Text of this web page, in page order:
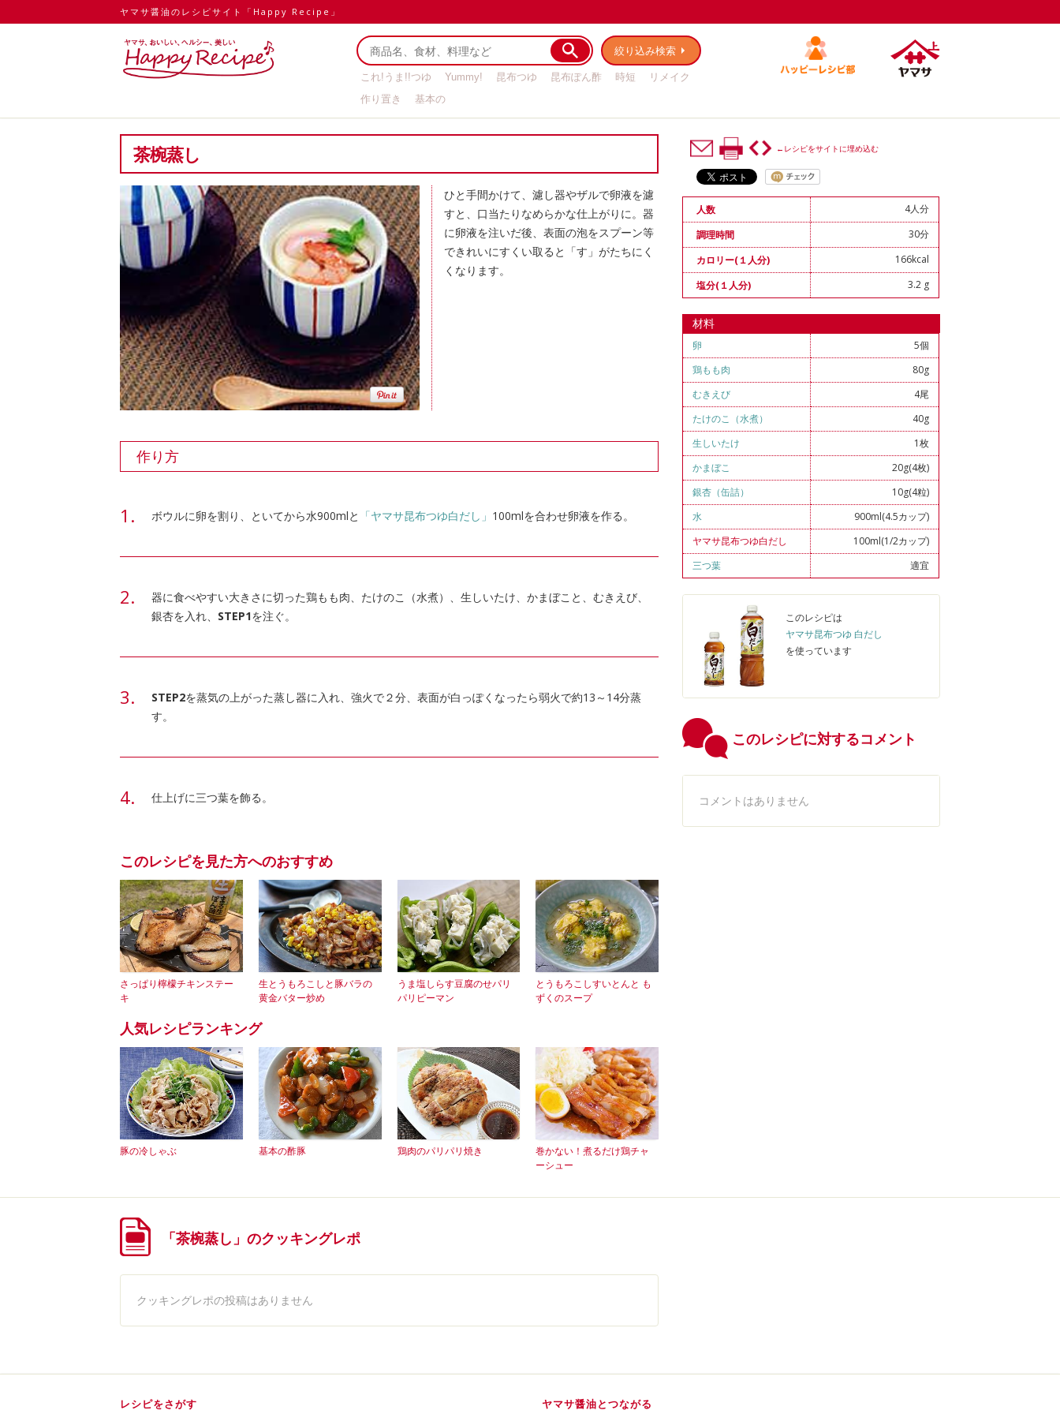
ヤマサ醤油のレシピサイト「Happy Recipe」
絞り込み検索
これ!うま!!つゆ Yummy! 昆布つゆ 昆布ぽん酢 時短
リメイク
作り置き
基本の
茶椀蒸し
ひと手間かけて、濾し器やザルで卵液を濾
すと、口当たりなめらかな仕上がりに。器
に卵液を注いだ後、表面の泡をスプーン等
できれいにすくい取ると「す」がたちにく
くなります。
作り方
ボウルに卵を割り、といてから水900mlと 「ヤマサ昆布つゆ白だし」 100mlを合わせ卵液を作る。
器に食べやすい大きさに切った鶏もも肉、たけのこ（水煮）、生しいたけ、かまぼこと、むきえび、
銀杏を入れ、 STEP1を注ぐ。
STEP2を蒸気の上がった蒸し器に入れ、強火で２分、表面が白っぽくなったら弱火で約13～14分蒸
す。
仕上げに三つ葉を飾る。
このレシピを見た方へのおすすめ
さっぱり檸檬チキンステー
キ
生とうもろこしと豚バラの
黄金バター炒め
うま塩しらす豆腐のせパリ
パリピーマン
とうもろこしすいとんと も
ずくのスープ
人気レシピランキング
豚の冷しゃぶ 基本の酢豚 鶏肉のパリパリ焼き
巻かない！煮るだけ鶏チャ
ーシュー
←レシピをサイトに埋め込む
人数
4人分
調理時間
30分
カロリー(１人分)
166kcal
塩分(１人分)
3.2 g
材料
卵
5個
鶏もも肉
80g
むきえび
4尾
たけのこ（水煮）
40g
生しいたけ
1枚
かまぼこ
20g(4枚)
銀杏（缶詰）
10g(4粒)
水
900ml(4.5カップ)
ヤマサ昆布つゆ白だし
100ml(1/2カップ)
三つ葉
適宜
このレシピは
ヤマサ昆布つゆ 白だし
を使っています
このレシピに対するコメント
コメントはありません
「茶椀蒸し」のクッキングレポ
クッキングレポの投稿はありません
レシピをさがす ヤマサ醤油とつながる